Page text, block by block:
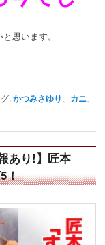
思います。
: かつみさゆり カニ
あり!】匠本
！